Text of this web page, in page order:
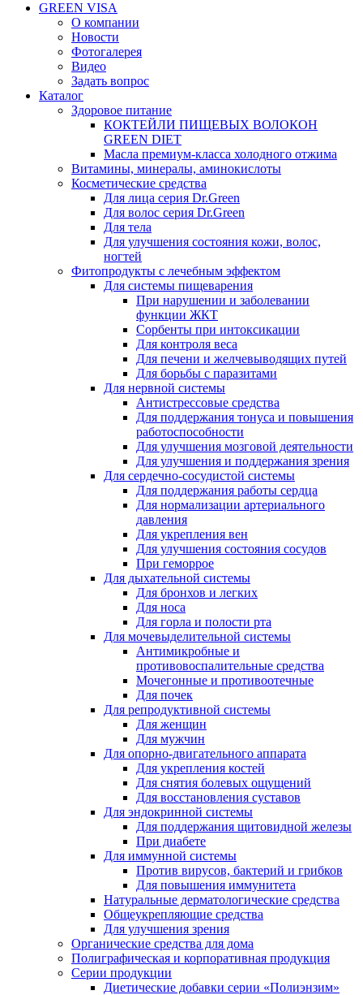
GREEN VISA
О компании
Новости
Фотогалерея
Видео
Задать вопрос
Каталог
Здоровое питание
КОКТЕЙЛИ ПИЩЕВЫХ ВОЛОКОН
GREEN DIET
Масла премиум-класса холодного отжима
Витамины, минералы, аминокислоты
Косметические средства
Для лица серия Dr.Green
Для волос серия Dr.Green
Для тела
Для улучшения состояния кожи, волос,
ногтей
Фитопродукты с лечебным эффектом
Для системы пищеварения
При нарушении и заболевании
функции ЖКТ
Сорбенты при интоксикации
Для контроля веса
Для печени и желчевыводящих путей
Для борьбы с паразитами
Для нервной системы
Антистрессовые средства
Для поддержания тонуса и повышения
работоспособности
Для улучшения мозговой деятельности
Для улучшения и поддержания зрения
Для сердечно-сосудистой системы
Для поддержания работы сердца
Для нормализации артериального
давления
Для укрепления вен
Для улучшения состояния сосудов
При геморрое
Для дыхательной системы
Для бронхов и легких
Для носа
Для горла и полости рта
Для мочевыделительной системы
Антимикробные и
противовоспалительные средства
Мочегонные и противоотечные
Для почек
Для репродуктивной системы
Для женщин
Для мужчин
Для опорно-двигательного аппарата
Для укрепления костей
Для снятия болевых ощущений
Для восстановления суставов
Для эндокринной системы
Для поддержания щитовидной железы
При диабете
Для иммунной системы
Против вирусов, бактерий и грибков
Для повышения иммунитета
Натуральные дерматологические средства
Общеукрепляющие средства
Для улучшения зрения
Органические средства для дома
Полиграфическая и корпоративная продукция
Серии продукции
Диетические добавки серии «Полиэнзим»